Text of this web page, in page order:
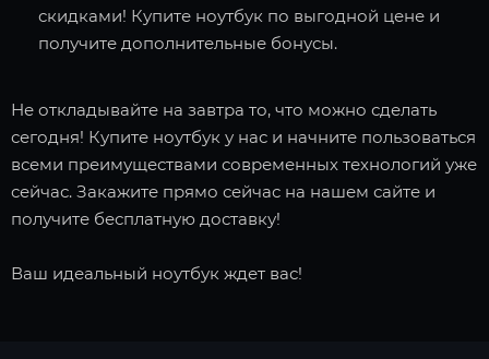
скидками! Купите ноутбук по выгодной цене и
получите дополнительные бонусы.
Не откладывайте на завтра то, что можно сделать
сегодня! Купите ноутбук у нас и начните пользоваться
всеми преимуществами современных технологий уже
сейчас. Закажите прямо сейчас на нашем сайте и
получите бесплатную доставку!
Ваш идеальный ноутбук ждет вас!